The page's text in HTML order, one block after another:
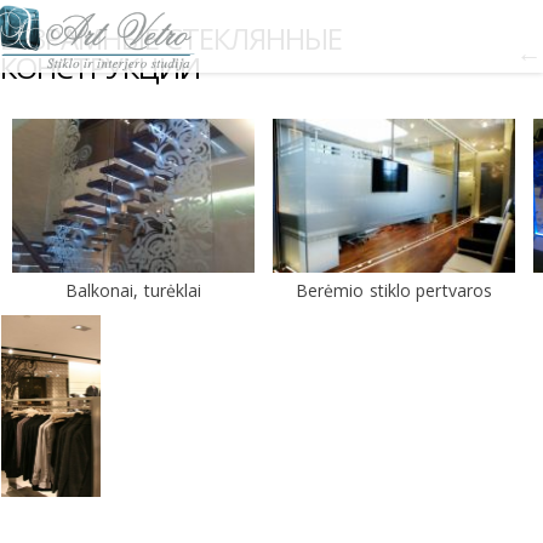
БЕЗРАМНЫЕ СТЕКЛЯННЫЕ
КОНСТРУКЦИИ ←
Balkonai, turėklai Berėmio stiklo pertvaros